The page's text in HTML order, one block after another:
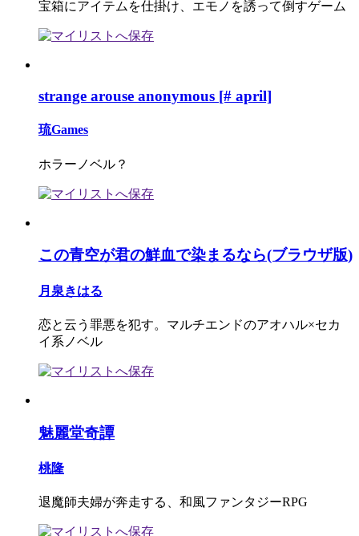
宝箱にアイテムを仕掛け、エモノを誘って倒すゲーム
strange arouse anonymous [# april]
琉Games
ホラーノベル？
この青空が君の鮮血で染まるなら(ブラウザ版)
月泉きはる
恋と云う罪悪を犯す。マルチエンドのアオハル×セカ
イ系ノベル
魅麗堂奇譚
桃隆
退魔師夫婦が奔走する、和風ファンタジーRPG